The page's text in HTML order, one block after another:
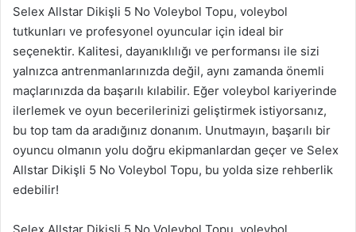
Selex Allstar Dikişli 5 No Voleybol Topu, voleybol
tutkunları ve profesyonel oyuncular için ideal bir
seçenektir. Kalitesi, dayanıklılığı ve performansı ile sizi
yalnızca antrenmanlarınızda değil, aynı zamanda önemli
maçlarınızda da başarılı kılabilir. Eğer voleybol kariyerinde
ilerlemek ve oyun becerilerinizi geliştirmek istiyorsanız,
bu top tam da aradığınız donanım. Unutmayın, başarılı bir
oyuncu olmanın yolu doğru ekipmanlardan geçer ve Selex
Allstar Dikişli 5 No Voleybol Topu, bu yolda size rehberlik
edebilir!